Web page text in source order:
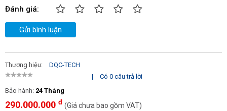
Đánh giá:
Gửi bình luận
Thương hiệu:
DQC-TECH
|
Có 0 câu trả lời
Bảo hành: 24 Tháng
290.000.000 đ (Giá chưa bao gồm VAT)